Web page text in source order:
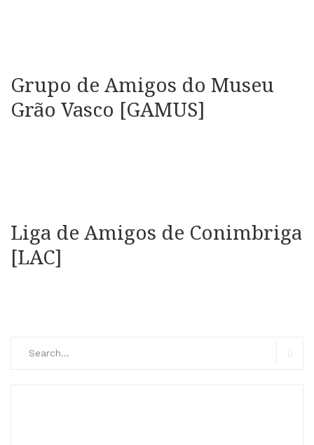
Grupo de Amigos do Museu
Grão Vasco [GAMUS]
Liga de Amigos de Conimbriga
[LAC]